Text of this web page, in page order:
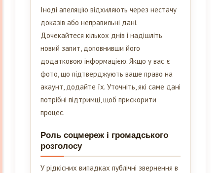
Іноді апеляцію відхиляють через нестачу
доказів або неправильні дані.
Дочекайтеся кількох днів і надішліть
новий запит, доповнивши його
додатковою інформацією. Якщо у вас є
фото, що підтверджують ваше право на
акаунт, додайте їх. Уточніть, які саме дані
потрібні підтримці, щоб прискорити
процес.
Роль соцмереж і громадського
розголосу
У рідкісних випадках публічні звернення в